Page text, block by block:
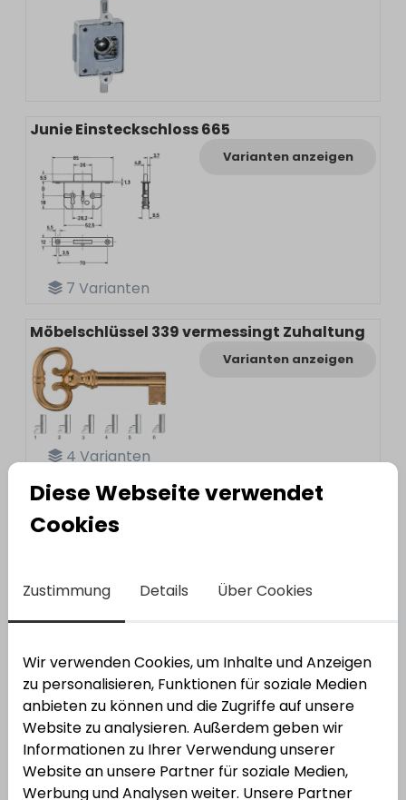
7 Varianten
Junie Einsteckschloss 665
Varianten anzeigen
4 Varianten
Möbelschlüssel 339 vermessingt Zuhaltung
Varianten anzeigen
JuNieJunie Olive 3555 feststehend
Bestell-Nr.:3432103
Junie Schließblech 2556
Varianten anzeigen
Diese Webseite verwendet
Cookies
Zustimmung Details Über Cookies
Wir verwenden Cookies, um Inhalte und Anzeigen
zu personalisieren, Funktionen für soziale Medien
anbieten zu können und die Zugriffe auf unsere
Website zu analysieren. Außerdem geben wir
Informationen zu Ihrer Verwendung unserer
Website an unsere Partner für soziale Medien,
Werbung und Analysen weiter. Unsere Partner